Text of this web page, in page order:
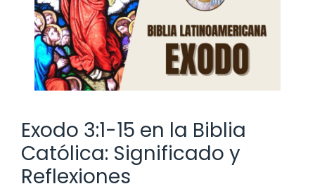
Exodo 3:1-15 en la Biblia
Católica: Significado y
Reflexiones